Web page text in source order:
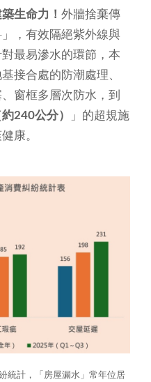
生命力！ 外牆捨棄傳
，有效隔絕紫外線與
最易滲水的環節，本
接合處的防潮處理、
窗框多層次防水，到
240公分）
」的超規施
康。
統計，「房屋漏水」常年位居